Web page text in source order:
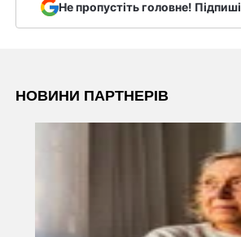
Не пропустіть головне!